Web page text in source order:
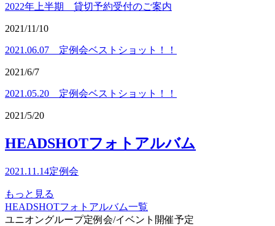
2022年上半期 貸切予約受付のご案内
2021/11/10
2021.06.07 定例会ベストショット！！
2021/6/7
2021.05.20 定例会ベストショット！！
2021/5/20
HEADSHOTフォトアルバム
2021.11.14定例会
もっと見る
HEADSHOTフォトアルバム一覧
ユニオングループ定例会/イベント開催予定